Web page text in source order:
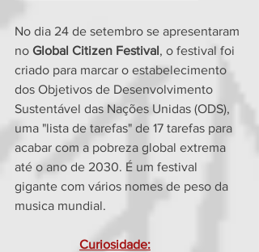
No dia 24 de setembro se apresentaram
no Global Citizen Festival, o festival foi
criado para marcar o estabelecimento
dos Objetivos de Desenvolvimento
Sustentável das Nações Unidas (ODS),
uma "lista de tarefas" de 17 tarefas para
acabar com a pobreza global extrema
até o ano de 2030. É um festival
gigante com vários nomes de peso da
musica mundial.
Curiosidade: